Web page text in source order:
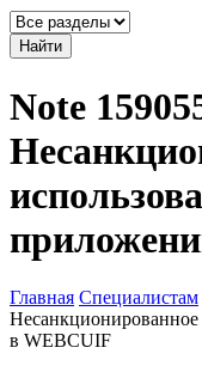
Найти
Note
Главная Специалистам
в WEBCUIF